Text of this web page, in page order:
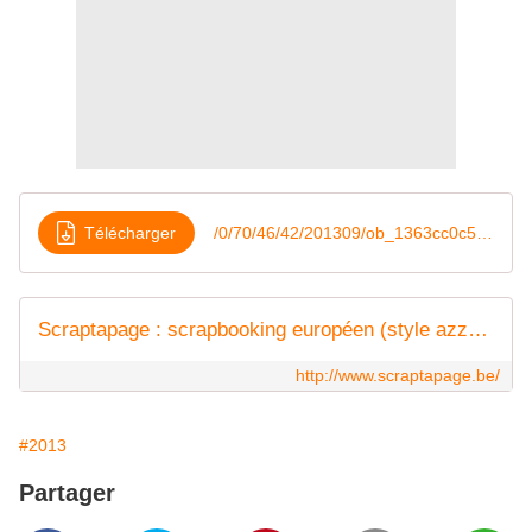
Télécharger
Scraptapage : scrapbooking européen (style azza) - exemples de réalisation
http://www.scraptapage.be/
#2013
Partager